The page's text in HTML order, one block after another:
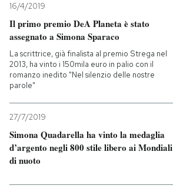
16/4/2019
Il primo premio DeA Planeta è stato
assegnato a Simona Sparaco
La scrittrice, già finalista al premio Strega nel
2013, ha vinto i 150mila euro in palio con il
romanzo inedito "Nel silenzio delle nostre
parole"
27/7/2019
Simona Quadarella ha vinto la medaglia
d’argento negli 800 stile libero ai Mondiali
di nuoto